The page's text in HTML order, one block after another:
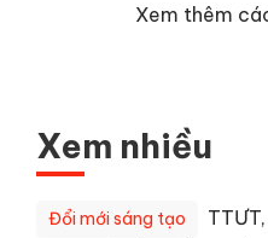
Xem thêm
Xem nhiều
Đổi mới sáng tạo